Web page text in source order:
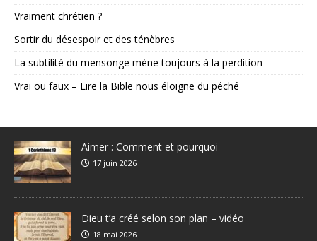
Vraiment chrétien ?
Sortir du désespoir et des ténèbres
La subtilité du mensonge mène toujours à la perdition
Vrai ou faux – Lire la Bible nous éloigne du péché
Aimer : Comment et pourquoi
17 juin 2026
Dieu t’a créé selon son plan – vidéo
18 mai 2026